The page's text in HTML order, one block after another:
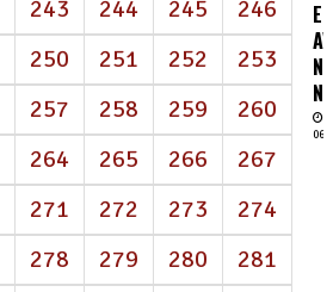
243 244 245
246
250 251 252
253
257 258 259
260
264 265 266
267
271 272 273
274
278 279 280
281
06/